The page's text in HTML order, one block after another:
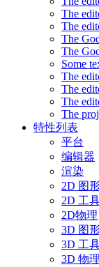
The
The
The
The
Some
The
The
The
The
特性列表
平台
编辑器
渲染
2D 图
2D 工
2D物理
3D 图
3D 工
3D 物